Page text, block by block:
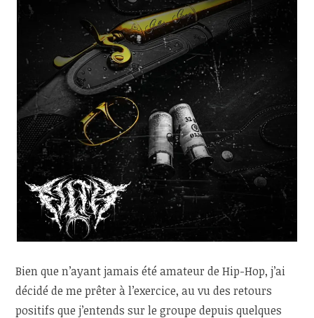
Bien que n’ayant jamais été amateur de Hip-Hop, j’ai
décidé de me prêter à l’exercice, au vu des retours
positifs que j’entends sur le groupe depuis quelques